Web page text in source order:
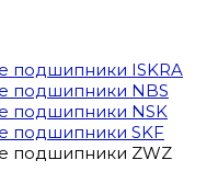
подшипники ISKRA
подшипники NBS
подшипники NSK
подшипники SKF
подшипники ZWZ